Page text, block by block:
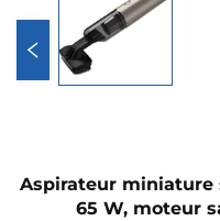
Aspirateur miniature
65 W, moteur